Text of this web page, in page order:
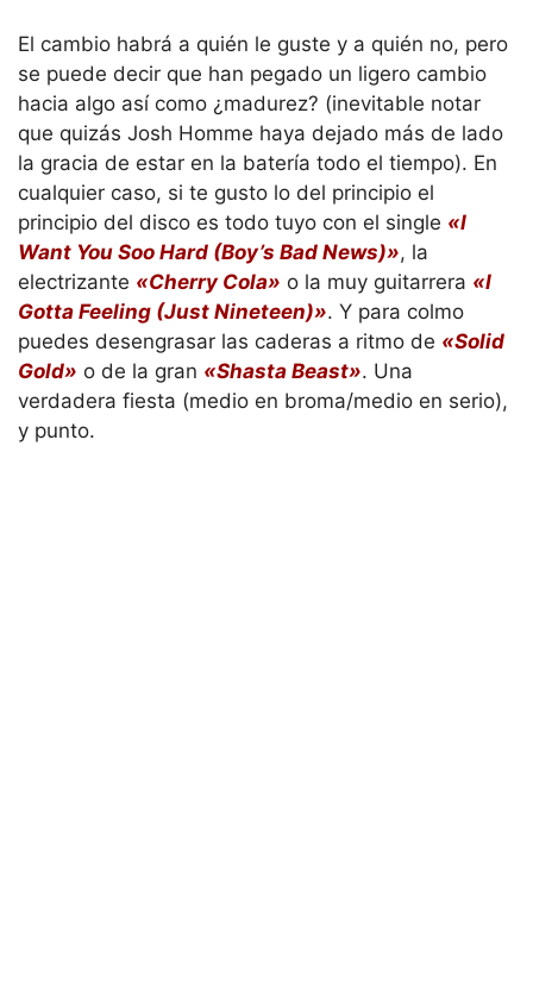
El cambio habrá a quién le guste y a quién no, pero
se puede decir que han pegado un ligero cambio
hacia algo así como ¿madurez? (inevitable notar
que quizás Josh Homme haya dejado más de lado
la gracia de estar en la batería todo el tiempo). En
cualquier caso, si te gusto lo del principio el
principio del disco es todo tuyo con el single «I
Want You Soo Hard (Boy’s Bad News)», la
electrizante «Cherry Cola» o la muy guitarrera «I
Gotta Feeling (Just Nineteen)». Y para colmo
puedes desengrasar las caderas a ritmo de «Solid
Gold» o de la gran «Shasta Beast». Una
verdadera fiesta (medio en broma/medio en serio),
y punto.